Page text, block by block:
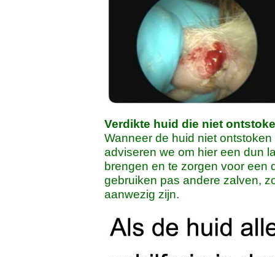
Verdikte huid die niet
Wanneer de huid niet
adviseren we om hier een dun
brengen en te zorgen voor een
gebruiken pas andere zalven,
aanwezig zijn.